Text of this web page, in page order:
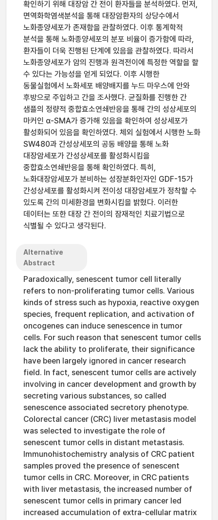
확인하기 위해 대장암 간 전이 환자들을 분석하였다. 먼저,
면역화학염색분석을 통해 대장암환자의 상당수에서
노화종양세포가 존재함을 관찰하였다. 이후 통계학적
분석을 통해 노화종양세포의 분포 비율이 증가함에 따라,
환자들이 더욱 진행된 단계에 있음을 관찰하였다. 따라서
노화종양세포가 암의 진행과 원격전이에 특정한 역할을 할
수 있다는 가능성을 얻게 되었다. 이후 시행한
동물실험에서 노화세포 배양배지를 누드 마우스에 안와
후방으로 주입하고 간을 조사했다. 균질화를 진행한 간
샘플의 정량적 중합효소연쇄반응을 통해 간의 성상세포의
마커인 α-SMA가 증가해 있음을 확인하여 성상세포가
활성화되어 있음을 확인하였다. 체외 실험에서 시행한 노화
SW480과 간성상세포의 공동 배양을 통해 노화
대장암세포가 간성상세포를 활성화시킴을
중합효소연쇄반응을 통해 확인하였다. 특히,
노화대장암세포가 분비하는 성장분화인자인 GDF-15가
간성상세포를 활성화시켜 전이성 대장암세포가 정착할 수
있도록 간의 미세환경을 변화시킴을 밝혔다. 이러한
데이터는 또한 대장 간 전이의 잠재적인 치료기법으로
식별될 수 있다고 생각된다.
Alternative
Abstract
Paradoxically, senescent tumor cell literally
refers to non-proliferating tumor cells. Various
kinds of stress such as hypoxia, reactive oxygen
species, frequent replication, and activation of
oncogenes can induce senescence in tumor
cells. For such reason that senescent tumor cells
lack the ability to proliferate, their significance
have been largely ignored in cancer research
field. In fact, senescent tumor cells are actively
involving in cancer development and growth by
secreting various substances, so called
senescence associated secretory phenotype.
Colorectal cancer (CRC) liver metastasis model
was selected to investigate the role of
senescent tumor cells in distant metastasis.
Immunohistochemistry analysis of CRC patient
samples proved the presence of senescent
tumor cells in CRC. Moreover, in CRC patients
with liver metastasis, the increased number of
senescent tumor cells in primary cancer led
increased accumulation of extra-cellular matrix